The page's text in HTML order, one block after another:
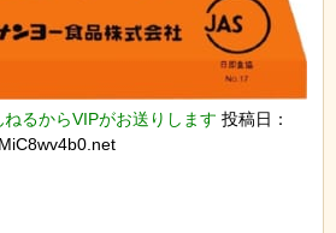
るからVIPがお送りします 投稿日：